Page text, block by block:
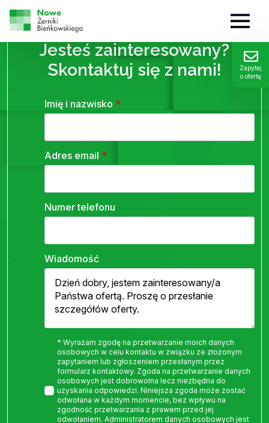
Zapytaj
o ofertę
Jesteś zainteresowany?
Skontaktuj się z nami!
Imię i nazwisko *
Adres email *
Numer telefonu
Wiadomość
* Wyrażam zgodę na przetwarzanie moich danych
osobowych w celu kontaktu w związku ze złożonym
zapytaniem lub zgłoszeniem przesłanym przez
formularz kontaktowy. Zgoda na przetwarzanie danych
osobowych jest dobrowolna lecz niezbędna do
uzyskania odpowiedzi. Niniejsza zgoda może zostać
odwołana w każdym momencie, bez wpływu na
zgodność przetwarzania z prawem przed jej
odwołaniem. Administratorem danych osobowych jest